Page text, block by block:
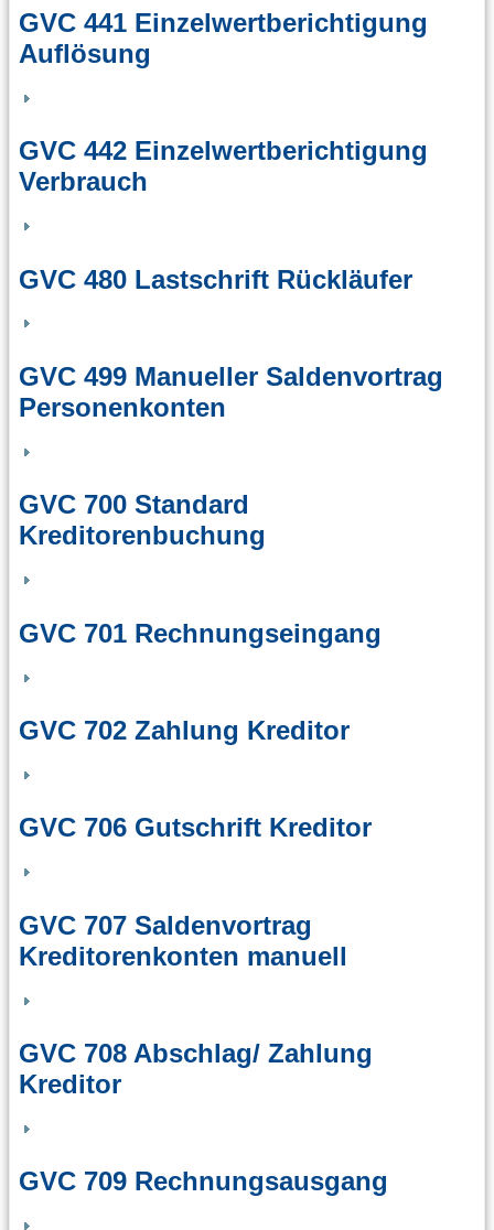
GVC 441 Einzelwertberichtigung
Auflösung
GVC 442 Einzelwertberichtigung
Verbrauch
GVC 480 Lastschrift Rückläufer
GVC 499 Manueller Saldenvortrag
Personenkonten
GVC 700 Standard
Kreditorenbuchung
GVC 701 Rechnungseingang
GVC 702 Zahlung Kreditor
GVC 706 Gutschrift Kreditor
GVC 707 Saldenvortrag
Kreditorenkonten manuell
GVC 708 Abschlag/ Zahlung
Kreditor
GVC 709 Rechnungsausgang